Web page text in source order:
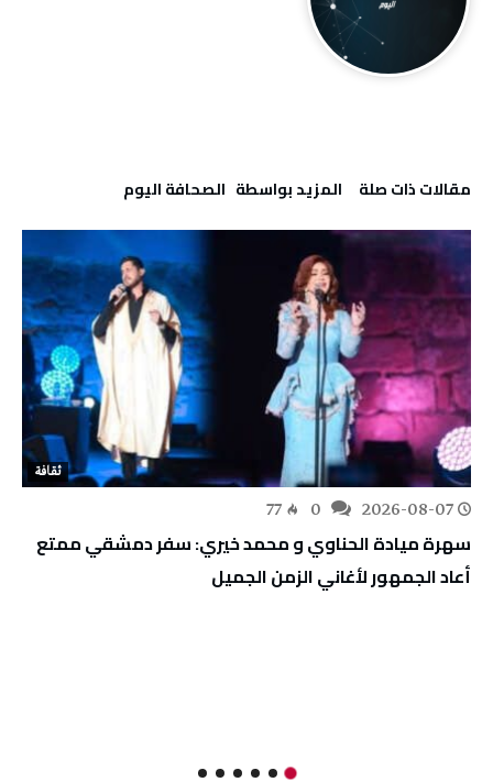
‫مقالات ذات صلة‬ ‫‫المزيد بواسطة‬ ‬ ‭ ‬الصحافة‭ ‬اليوم
ثقافة
2026-08-07
77
سهرة ميادة الحناوي و محمد خيري: سفر دمشقي ممتع
أعاد الجمهور لأغاني الزمن الجميل